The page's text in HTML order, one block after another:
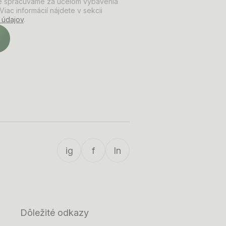
informácií nájdete v sekcii
.
ig f ln
Dôležité odkazy